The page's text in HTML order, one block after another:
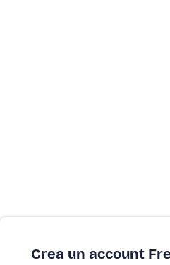
Crea un account